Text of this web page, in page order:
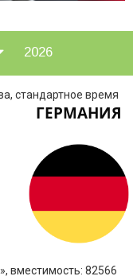
2026
стандартное время
ГЕРМАНИЯ
вместимость: 82566